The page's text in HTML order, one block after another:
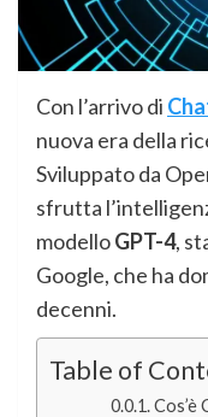
Con l’arrivo di
nuova era della
Sviluppato da
sfrutta
modelloGPT-4,
Google, che ha
decenni.
Table of
Cos’è